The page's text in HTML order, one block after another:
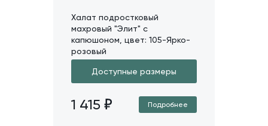
Халат подростковый
махровый "Элит" с
капюшоном, цвет: 105-Ярко-
розовый
Доступные размеры
1 415 Подробнее